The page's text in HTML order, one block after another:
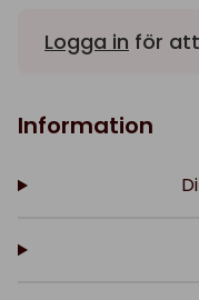
Logga in för
Information